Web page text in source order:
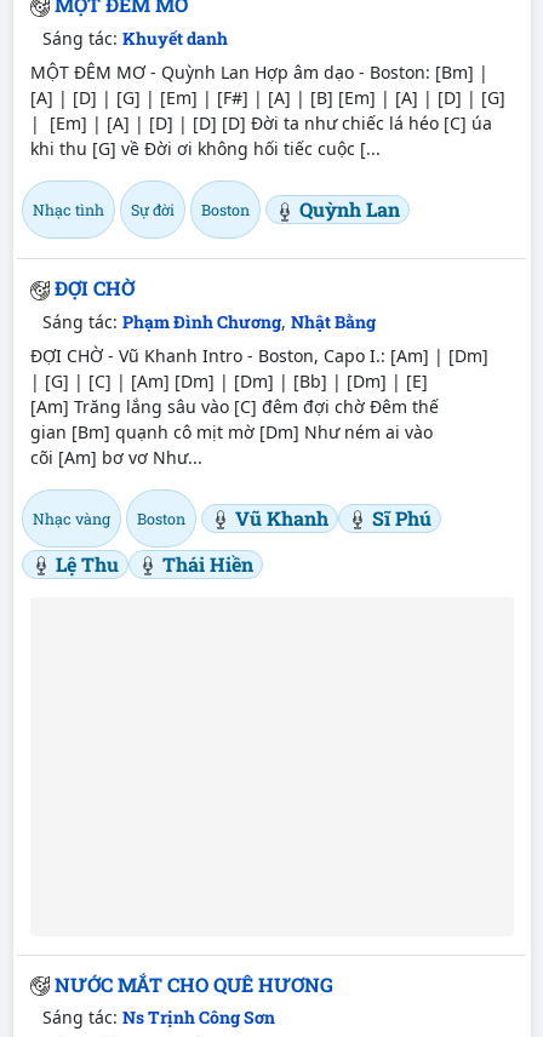
Sáng tác: Khuyết danh
MỘT ĐÊM MƠ - Quỳnh Lan Hợp âm dạo - Boston: [Bm] |
[A] | [D] | [G] | [Em] | [F#] | [A] | [B] [Em] | [A] | [D] | [G]
| [Em] | [A] | [D] | [D] [D] Đời ta như chiếc lá héo [C] úa
khi thu [G] về Đời ơi không hối tiếc cuộc [...
Nhạc tình Sự đời Boston Quỳnh Lan
ĐỢI CHỜ
Sáng tác: Phạm Đình Chương, Nhật Bằng
ĐỢI CHỜ - Vũ Khanh Intro - Boston, Capo I.: [Am] | [Dm]
| [G] | [C] | [Am] [Dm] | [Dm] | [Bb] | [Dm] | [E]
[Am] Trăng lắng sâu vào [C] đêm đợi chờ Đêm thế
gian [Bm] quạnh cô mịt mờ [Dm] Như ném ai vào
cõi [Am] bơ vơ Như...
Nhạc vàng Boston Vũ Khanh
Sĩ Phú
Lệ Thu
Thái Hiền
NƯỚC MẮT CHO QUÊ HƯƠNG
Sáng tác: Ns Trịnh Công Sơn